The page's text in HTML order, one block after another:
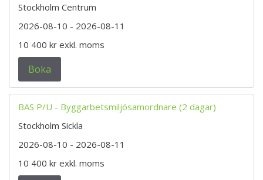
Stockholm Centrum
2026-08-10 - 2026-08-11
10 400 kr exkl. moms
Boka
BAS P/U - Byggarbetsmiljösamordnare (2 dagar)
Stockholm Sickla
2026-08-10 - 2026-08-11
10 400 kr exkl. moms